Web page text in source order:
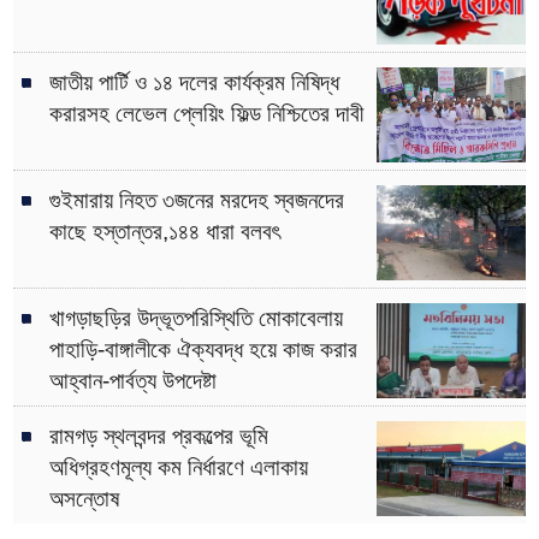
জাতীয় পার্টি ও ১৪ দলের কার্যক্রম নিষিদ্ধ
করারসহ লেভেল প্লেয়িং ফিল্ড নিশ্চিতের দাবী
গুইমারায় নিহত ৩জনের মরদেহ স্বজনদের
কাছে হস্তান্তর,১৪৪ ধারা বলবৎ
খাগড়াছড়ির উদ্ভূতপরিস্থিতি মোকাবেলায়
পাহাড়ি-বাঙ্গালীকে ঐক্যবদ্ধ হয়ে কাজ করার
আহ্বান-পার্বত্য উপদেষ্টা
রামগড় স্থলবন্দর প্রকল্পের ভূমি
অধিগ্রহণমূল্য কম নির্ধারণে এলাকায়
অসন্তোষ